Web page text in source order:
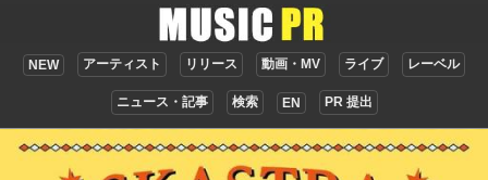
NEW アーティスト リリース 動画・MV ライブ レーベル
ニュース・記事 検索 EN PR 提出